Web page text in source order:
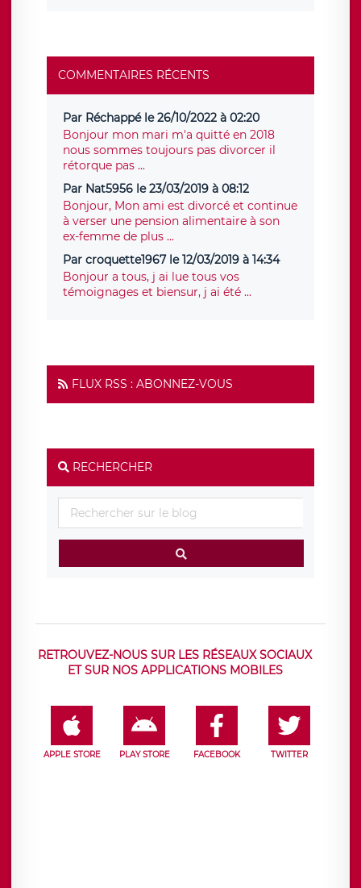
COMMENTAIRES RÉCENTS
Par Réchappé le 26/10/2022 à 02:20
Bonjour mon mari m'a quitté en 2018
nous sommes toujours pas divorcer il
rétorque pas ...
Par Nat5956 le 23/03/2019 à 08:12
Bonjour, Mon ami est divorcé et continue
à verser une pension alimentaire à son
ex-femme de plus ...
Par croquette1967 le 12/03/2019 à 14:34
Bonjour a tous, j ai lue tous vos
témoignages et biensur, j ai été ...
FLUX RSS : ABONNEZ-VOUS
RECHERCHER
RETROUVEZ-NOUS SUR LES RÉSEAUX SOCIAUX
ET SUR NOS APPLICATIONS MOBILES
APPLE STORE PLAY STORE FACEBOOK TWITTER